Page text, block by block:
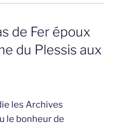
de Fer époux
du Plessis aux
les Archives
le bonheur de